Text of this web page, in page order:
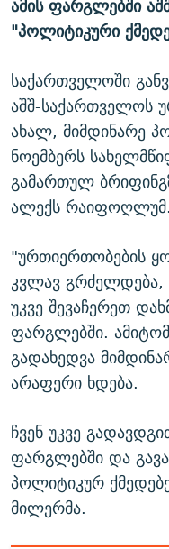
ამის ფარგლებში
"პოლიტიკური
საქართველოში
აშშ-საქართველოს
ახალ, მიმდინარე
ნოემბერს
გამართულ
ალექს რაიფოღლუმ.
"ურთიერთობების
კვლავ გრძელდება,
უკვე შევაჩერეთ
ფარგლებში.
გადახედვა
არაფერი ხდება.
ჩვენ უკვე
ფარგლებში და
პოლიტიკურ
მილერმა.